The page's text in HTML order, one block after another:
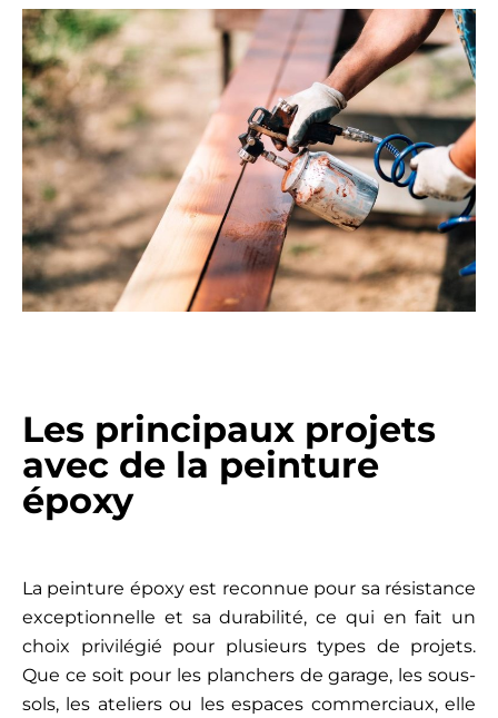
Les principaux projets
avec de la peinture
époxy
La peinture époxy est reconnue pour sa résistance
exceptionnelle et sa durabilité, ce qui en fait un
choix privilégié pour plusieurs types de projets.
Que ce soit pour les planchers de garage, les sous-
sols, les ateliers ou les espaces commerciaux, elle